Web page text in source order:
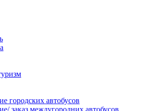
городских автобусов
заказ междугородних автобусов